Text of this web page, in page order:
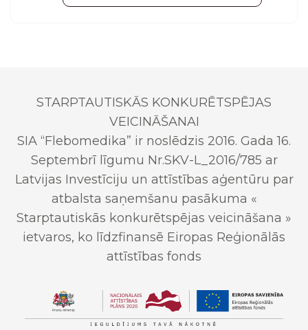
STARPTAUTISKĀS KONKURĒTSPĒJAS
VEICINĀŠANAI
SIA “Flebomedika” ir noslēdzis 2016. Gada 16.
Septembrī līgumu Nr.SKV-L_2016/785 ar
Latvijas Investīciju un attīstības aģentūru par
atbalsta saņemšanu pasākuma «
Starptautiskās konkurētspējas veicināšana »
ietvaros, ko līdzfinansē Eiropas Reģionālās
attīstības fonds